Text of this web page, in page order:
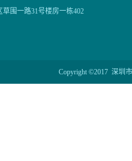
围一路31号楼房一栋402
Copyright ©2017 深圳